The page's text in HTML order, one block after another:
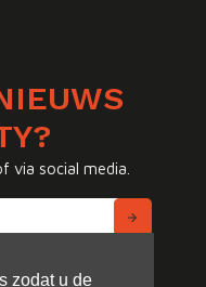
zodat u de
via social media.